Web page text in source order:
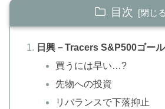
目次
日興－Tracers S&P500ゴー
買うには早い…?
先物への投資
リバランスで下落抑止